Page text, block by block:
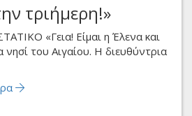
τριήμερη!»
«Γεια! Είμαι η Έλενα και
νησί του Αιγαίου. Η διευθύντρια